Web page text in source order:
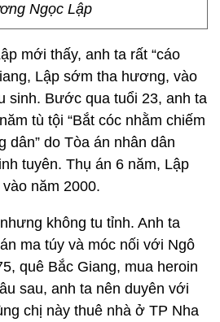
Ngọc Lập
mới thấy, anh ta rất “cáo
Lập sớm tha hương, vào
sinh. Bước qua tuổi 23, anh ta
tù tội “Bắt cóc nhằm chiếm
dân” do Tòa án nhân dân
tuyên. Thụ án 6 năm, Lập
năm 2000.
không tu tỉnh. Anh ta
ma túy và móc nối với Ngô
quê Bắc Giang, mua heroin
sau, anh ta nên duyên với
chị này thuê nhà ở TP Nha